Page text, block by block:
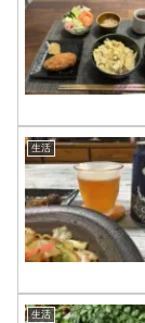
生活
生活